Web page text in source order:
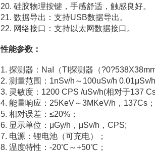
20. 硅胶物理按键，手感舒适，触感良好。
21. 数据导出：支持USB数据导出。
22. 网络接口：支持以太网数据接口。
性能参数：
1. 探测器：NaI（TI探测器（
2. 测量范围：1nSv/h～100uSv/h 0.01μSv/
3. 灵敏度：1200 CPS /uSv/h(相对于137
4. 能量响应：25KeV～3MKeV/h，137Cs；
5. 相对误差：≤20%；
6. 显示单位：μGy/h，μSv/h，CPS;
7. 电源：锂电池（可充电）；
8. 温度特性：-20℃～+50℃；